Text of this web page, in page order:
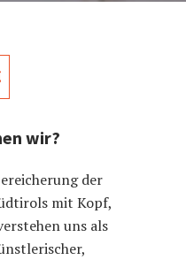
wir?
der
mit Kopf,
uns als